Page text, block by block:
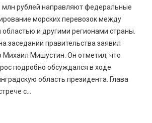
млн рублей направляют федеральные
морских перевозок между
и другими регионами страны.
заседании правительства заявил
Михаил Мишустин. Он отметил, что
подробно обсуждался в ходе
область президента. Глава
с...